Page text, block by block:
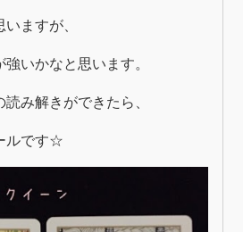
ますが、
いかなと思います。
み解きができたら、
ルです☆